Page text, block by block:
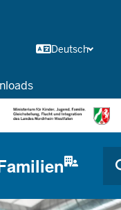
Deutsch
KOMMUNEN